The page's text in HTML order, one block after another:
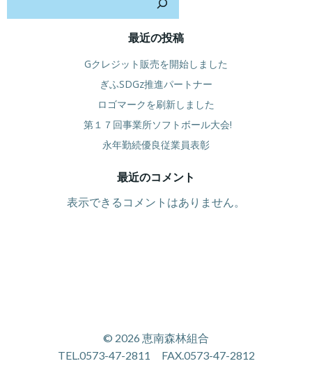
最近の投稿
Gクレジット販売を開始しました
ぎふSDGz推進パートナー
ロゴマークを刷新しました
第１７回事業所ソフトボール大会!
永年勤続優良従業員表彰
最近のコメント
表示できるコメントはありません。
© 2026 恵南森林組合
TEL.0573-47-2811 FAX.0573-47-2812